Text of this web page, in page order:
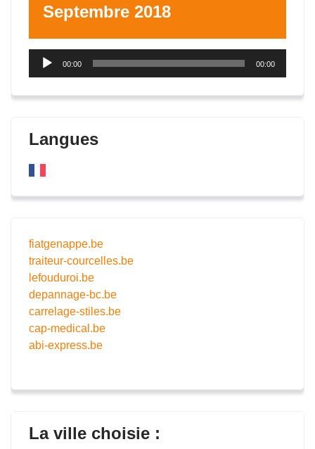
Septembre 2018
Lecteur
00:00 00:00
Langues
fiatgenappe.be
traiteur-courcelles.be
lefouduroi.be
depannage-bc.be
carrelage-stiles.be
cap-medical.be
abi-express.be
La ville choisie :